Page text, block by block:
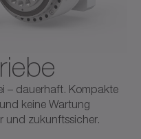
– dauerhaft. Kompakte
keine Wartung
und zukunftssicher.